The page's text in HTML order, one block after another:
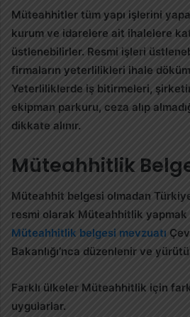
Müteahhitler tüm yapı işlerini
kurum ve idarelere ait ihalelere
üstlenebilirler. Resmi işleri
firmaların yeterlilikleri ihale
Yeterliliklerde iş bitirmeleri,
ekipman parkuru, ceza alıp
dikkate alınır.
Müteahhitlik
Müteahhit belgesi olmadan
resmi olarak Müteahhitlik yapmak
Müteahhitlik belgesi mevzuatı
Bakanlığı’nca düzenlenir ve
Farklı ülkeler Müteahhitlik için
uygularlar.